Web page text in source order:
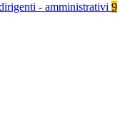
- amministrativi 9